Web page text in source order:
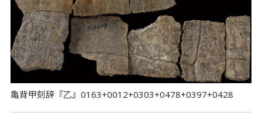
亀背甲刻辞『乙』0163+0012+0303+0478+0397+0428